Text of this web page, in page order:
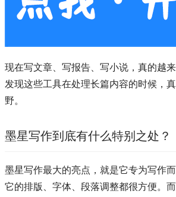
现在写文章、写报告、写小说，真的越
发现这些工具在处理长篇内容的时候，
野。
墨星写作到底有什么特别之处？
墨星写作最大的亮点，就是它专为写作
它的排版、字体、段落调整都很方便。